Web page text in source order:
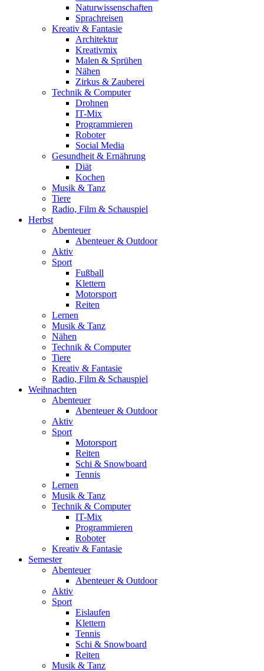
Naturwissenschaften
Sprachreisen
Kreativ & Fantasie
Architektur
Kreativmix
Malen & Sprühen
Nähen
Zirkus & Zauberei
Technik & Computer
Drohnen
IT-Mix
Programmieren
Roboter
Social Media
Gesundheit & Ernährung
Diät
Kochen
Musik & Tanz
Tiere
Radio, Film & Schauspiel
Herbst
Abenteuer
Abenteuer & Outdoor
Aktiv
Sport
Fußball
Klettern
Motorsport
Reiten
Lernen
Musik & Tanz
Nähen
Technik & Computer
Tiere
Kreativ & Fantasie
Radio, Film & Schauspiel
Weihnachten
Abenteuer
Abenteuer & Outdoor
Aktiv
Sport
Motorsport
Reiten
Schi & Snowboard
Tennis
Lernen
Musik & Tanz
Technik & Computer
IT-Mix
Programmieren
Roboter
Kreativ & Fantasie
Semester
Abenteuer
Abenteuer & Outdoor
Aktiv
Sport
Eislaufen
Klettern
Tennis
Schi & Snowboard
Reiten
Musik & Tanz